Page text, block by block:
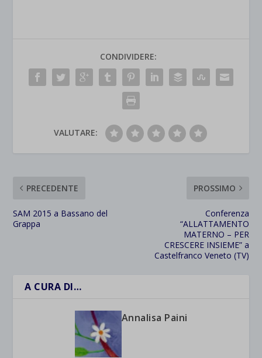
CONDIVIDERE:
VALUTARE:
PRECEDENTE
SAM 2015 a Bassano del
Grappa
PROSSIMO
Conferenza
“ALLATTAMENTO
MATERNO – PER
CRESCERE INSIEME” a
Castelfranco Veneto (TV)
A CURA DI…
Annalisa Paini